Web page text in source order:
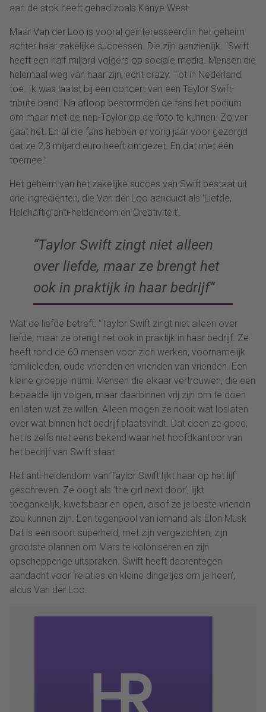
aan de stok heeft gehad zoals Kanye West.
Maar Van der Loo is vooral geïnteresseerd in het geheim
achter haar zakelijke successen. Die zijn aanzienlijk. “Swift
heeft een half miljard volgers op sociale media. Mensen die
helemaal weg van haar zijn, echt crazy. Tot in Nederland
toe. Ik was laatst bij een concert van een Taylor Swift-
tribute band. Na afloop bestormden de fans het podium
om maar met de nep-Taylor op de foto te kunnen. Zo ver
gaat het. En al die fans hebben er vorig jaar voor gezorgd
dat ze 2,3 miljard euro heeft omgezet. En dat met één
toernee.”
Het geheim van het zakelijke succes van Swift bestaat uit
drie ingrediënten, die Van der Loo aanduidt als ‘Liefde,
Heldhaftig anti-heldendom en Creativiteit’.
“Taylor Swift zingt niet alleen
over liefde, maar ze brengt het
ook in praktijk in haar bedrijf”
Wat de liefde betreft: “Taylor Swift zingt niet alleen over
liefde, maar ze brengt het ook in praktijk in haar bedrijf. Ze
heeft rond de 60 mensen voor zich werken, voornamelijk
familieleden, oude vrienden en vrienden van vrienden. Een
kleine groepje intimi. Mensen die elkaar vertrouwen, die een
bepaalde lijn volgen, maar daarbinnen vrij zijn om te doen
en laten wat ze willen. Alleen mogen ze nooit wat loslaten
over wat binnen het bedrijf plaatsvindt. Dat doen ze goed;
het is zelfs niet eens bekend waar het hoofdkantoor van
het bedrijf van Swift staat.
Het anti-heldendom van Taylor Swift lijkt haar op het lijf
geschreven. Ze oogt als ’the girl next door’, lijkt
toegankelijk, kwetsbaar en open, alsof ze je beste vriendin
zou kunnen zijn. Een tegenpool van iemand als Elon Musk
Dat is een soort superheld, met zijn vergezichten, zijn
grootste plannen om Mars te koloniseren en zijn
opschepperige uitspraken. Swift heeft daarentegen
aandacht voor ‘relaties en kleine dingetjes om je heen’,
aldus Van der Loo.